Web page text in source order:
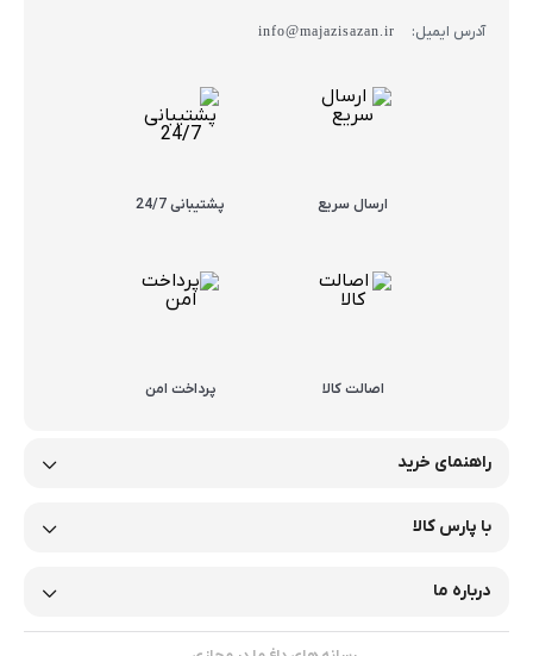
آدرس ایمیل: info@majazisazan.ir
ارسال سریع پشتیبانی 24/7
اصالت کالا پرداخت امن
راهنمای خرید
با پارس کالا
درباره ما